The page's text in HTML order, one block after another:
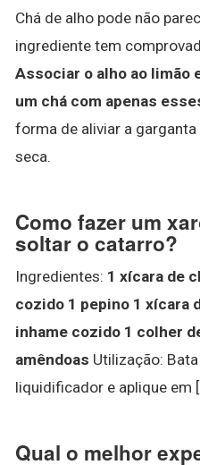
Chá de alho pode não
ingrediente tem
Associar o alho ao limão
um chá com apenas
forma de aliviar a
seca.
Como fazer um
soltar o catarro?
Ingredientes: 1 xícara de
cozido 1 pepino 1 xícara
inhame cozido 1 colher
amêndoas Utilização:
liquidificador e aplique em
Qual o melhor